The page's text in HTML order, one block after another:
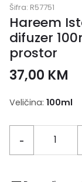
Šifra: R57751
Hareem
difuzer
prostor
37,00 KM
Veličina: 100ml
-